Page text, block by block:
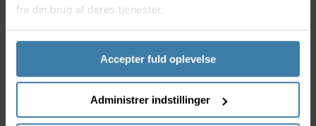
fra din brug af deres tjenester.
Accepter fuld oplevelse
Administrer indstillinger
Nyttige facts
Performance-materialer - Fremstillet af åndbare,
elastiske materialer, der giver komfort og
Tætsiddende, men komfortabel pasform
Solbeskyttelse - Beskytter dig mod skadelige UV-
stråler, idet materialet har en solfaktor på UPF50